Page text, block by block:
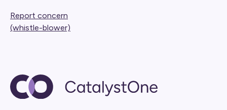
Report concern
(whistle-blower)